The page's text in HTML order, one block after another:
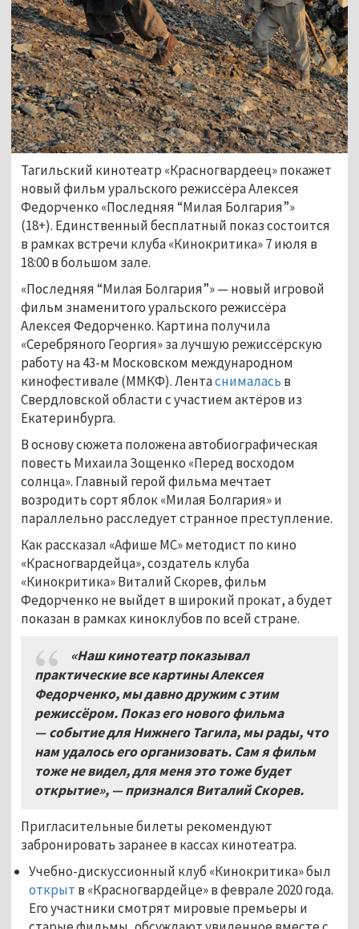
Тагильский кинотеатр «Красногвардеец» покажет
новый фильм уральского режиссёра Алексея
Федорченко «Последняя “Милая Болгария”»
(18+). Единственный бесплатный показ состоится
в рамках встречи клуба «Кинокритика» 7 июля в
18:00 в большом зале.
«Последняя “Милая Болгария”»— новый игровой
фильм знаменитого уральского режиссёра
Алексея Федорченко. Картина получила
«Серебряного Георгия» за лучшую режиссёрскую
работу на 43-м Московском международном
кинофестивале (ММКФ). Лентаснималась в
Свердловской области с участием актёров из
Екатеринбурга.
В основу сюжета положена автобиографическая
повесть Михаила Зощенко «Перед восходом
солнца». Главный герой фильма мечтает
возродить сорт яблок «Милая Болгария» и
параллельно расследует странное преступление.
Как рассказал «Афише МС» методист по кино
«Красногвардейца», создатель клуба
«Кинокритика» Виталий Скорев, фильм
Федорченко не выйдет в широкий прокат, а будет
показан в рамках киноклубов по всей стране.
«Наш кинотеатр показывал
практические все картины Алексея
Федорченко, мы давно дружим с этим
режиссёром. Показ его нового фильма
— событие для Нижнего Тагила, мы рады, что
нам удалось его организовать. Сам я фильм
тоже не видел, для меня это тоже будет
открытие», — признался Виталий Скорев.
Пригласительные билеты рекомендуют
забронировать заранее в кассах кинотеатра.
Учебно-дискуссионный клуб «Кинокритика» был
открыт в «Красногвардейце» в феврале 2020 года.
Его участники смотрят мировые премьеры и